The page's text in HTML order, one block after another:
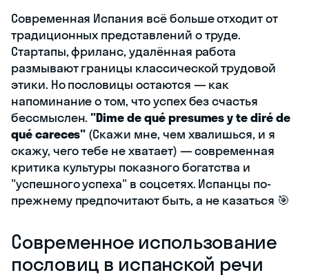
Современная Испания всё больше отходит от
традиционных представлений о труде.
Стартапы, фриланс, удалённая работа
размывают границы классической трудовой
этики. Но пословицы остаются — как
напоминание о том, что успех без счастья
бессмыслен. "Dime de qué presumes y te diré de
qué careces" (Скажи мне, чем хвалишься, и я
скажу, чего тебе не хватает) — современная
критика культуры показного богатства и
"успешного успеха" в соцсетях. Испанцы по-
прежнему предпочитают быть, а не казаться 🎯
Современное использование
пословиц в испанской речи